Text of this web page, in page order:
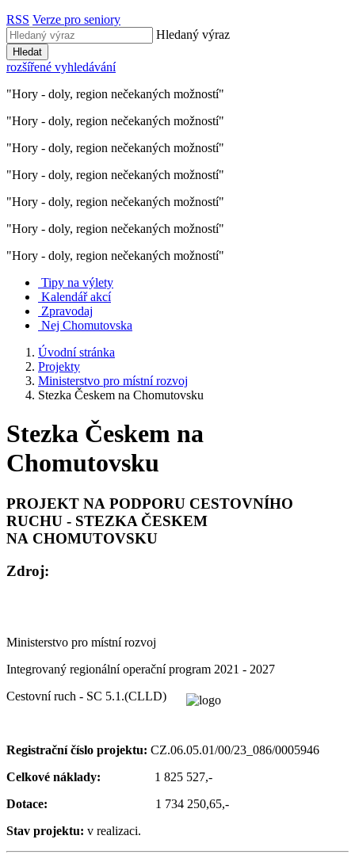
RSS Verze pro seniory
Hledaný výraz
Hledat
rozšířené vyhledávání
"Hory - doly, region nečekaných možností"
"Hory - doly, region nečekaných možností"
"Hory - doly, region nečekaných možností"
"Hory - doly, region nečekaných možností"
"Hory - doly, region nečekaných možností"
"Hory - doly, region nečekaných možností"
"Hory - doly, region nečekaných možností"
Tipy na výlety
Kalendář akcí
Zpravodaj
Nej Chomutovska
Úvodní stránka
Projekty
Ministerstvo pro místní rozvoj
Stezka Českem na Chomutovsku
Stezka Českem na
Chomutovsku
PROJEKT NA PODPORU CESTOVNÍHO
RUCHU - STEZKA ČESKEM
NA CHOMUTOVSKU
Zdroj:
Ministerstvo pro místní rozvoj
Integrovaný regionální operační program 2021 - 2027
Cestovní ruch - SC 5.1.(CLLD)
Registrační číslo projektu: CZ.06.05.01/00/23_086/0005946
Celkové náklady: 1 825 527,-
Dotace: 1 734 250,65,-
Stav projektu: v realizaci.